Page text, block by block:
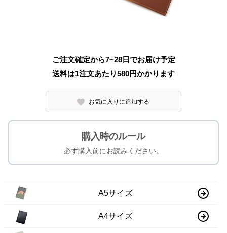
ご注文確定から7~28日でお届け予定
送料は1注文あたり580円かかります
お気に入りに追加する
購入時のルール
必ず購入前にお読みください。
A5サイズ
A4サイズ